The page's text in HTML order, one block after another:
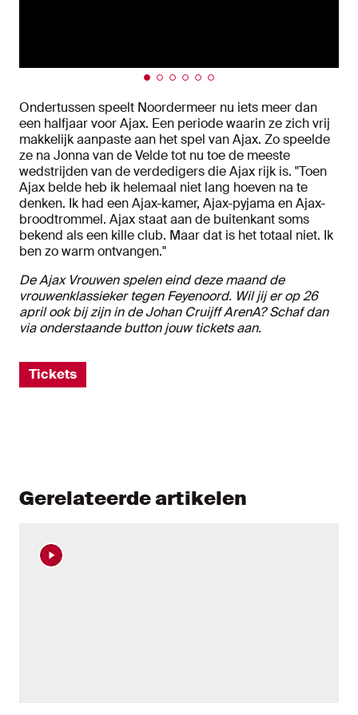
Ondertussen speelt Noordermeer nu iets meer dan
een halfjaar voor Ajax. Een periode waarin ze zich vrij
makkelijk aanpaste aan het spel van Ajax. Zo speelde
ze na Jonna van de Velde tot nu toe de meeste
wedstrijden van de verdedigers die Ajax rijk is. "Toen
Ajax belde heb ik helemaal niet lang hoeven na te
denken. Ik had een Ajax-kamer, Ajax-pyjama en Ajax-
broodtrommel. Ajax staat aan de buitenkant soms
bekend als een kille club. Maar dat is het totaal niet. Ik
ben zo warm ontvangen."
De Ajax Vrouwen spelen eind deze maand de
vrouwenklassieker tegen Feyenoord. Wil jij er op 26
april ook bij zijn in de Johan Cruijff ArenA? Schaf dan
via onderstaande button jouw tickets aan.
Tickets
Gerelateerde artikelen